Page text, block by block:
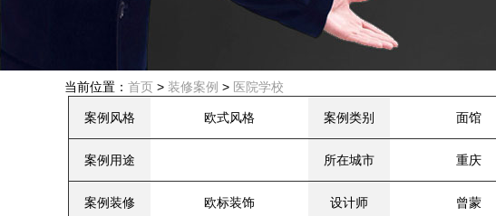
当前位置： 首页 > 装修案例 > 医院学校
案例风格 欧式风格 案例类别 面馆
案例用途 所在城市 重庆
案例装修 欧标装饰 设计师 曾蒙